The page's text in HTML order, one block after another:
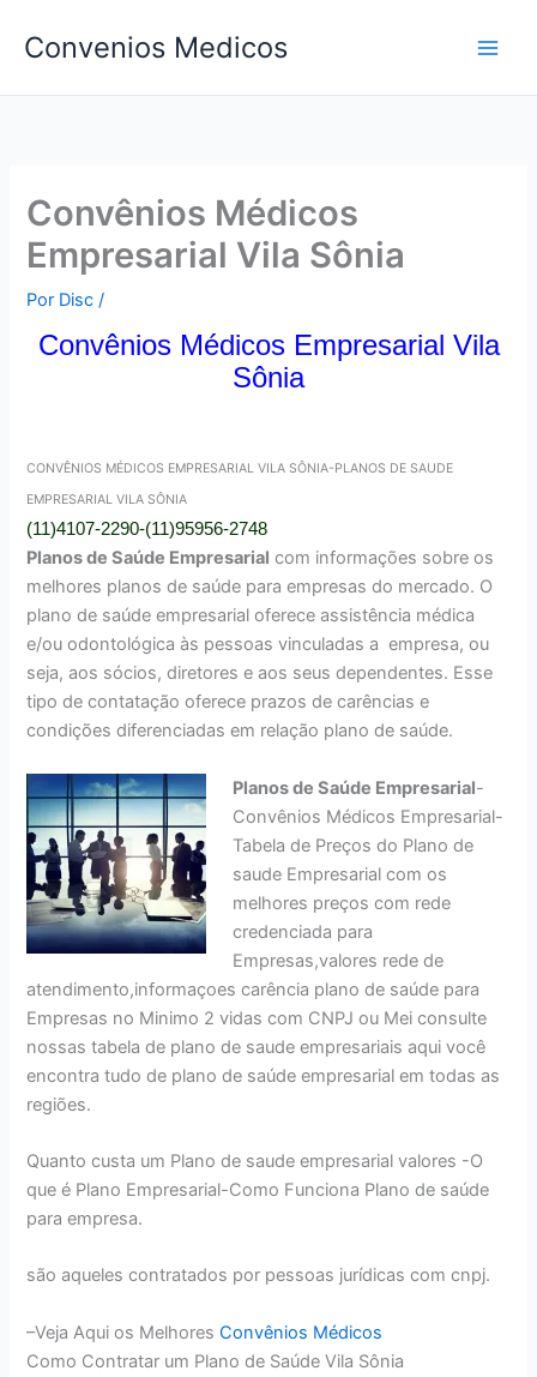
para
conteúdo
Convenios Medicos
Convênios Médicos
Empresarial Vila Sônia
Por Disc/
Convênios Médicos Empresarial Vila
Sônia
CONVÊNIOS MÉDICOS EMPRESARIAL VILA SÔNIA-PLANOS DE SAUDE
EMPRESARIAL VILA SÔNIA
(11)4107-2290-(11)95956-2748
Planos de Saúde Empresarial com informações sobre os
melhores planos de saúde para empresas do mercado. O
plano de saúde empresarial oferece assistência médica
e/ou odontológica às pessoas vinculadas a empresa, ou
seja, aos sócios, diretores e aos seus dependentes. Esse
tipo de contatação oferece prazos de carências e
condições diferenciadas em relação plano de saúde.
Planos de Saúde Empresarial-
Convênios Médicos Empresarial-
Tabela de Preços do Plano de
saude Empresarial com os
melhores preços com rede
credenciada para
Empresas,valores rede de
atendimento,informaçoes carência plano de saúde para
Empresas no Minimo 2 vidas com CNPJ ou Mei consulte
nossas tabela de plano de saude empresariais aqui você
encontra tudo de plano de saúde empresarial em todas as
regiões.
Quanto custa um Plano de saude empresarial valores -O
que é Plano Empresarial-Como Funciona Plano de saúde
para empresa.
são aqueles contratados por pessoas jurídicas com cnpj.
–Veja Aqui os MelhoresConvênios Médicos
Como Contratar um Plano de Saúde Vila Sônia